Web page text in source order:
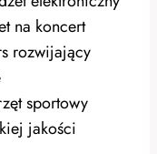
na koncert
rozwijający
sportowy
jakości